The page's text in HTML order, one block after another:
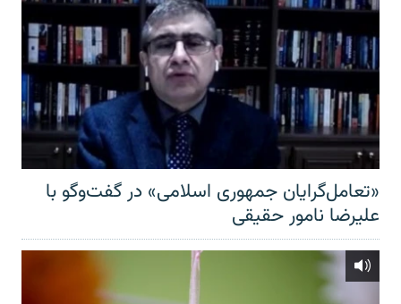
«تعامل‌گرایان جمهوری اسلامی» در گفت‌وگو با
علیرضا نامور حقیقی